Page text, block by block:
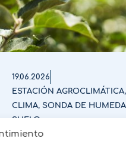
19.06.2026
ESTACIÓN AGROCLIMÁTICA,
CLIMA, SONDA DE
SUELO
Cómo